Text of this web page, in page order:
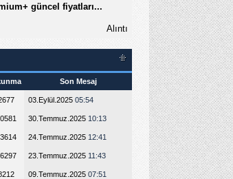
güncel fiyatları...
Alıntı
Son Mesaj
03.Eylül.2025 05:54
30.Temmuz.2025 10:13
24.Temmuz.2025 12:41
23.Temmuz.2025 11:43
09.Temmuz.2025 07:51